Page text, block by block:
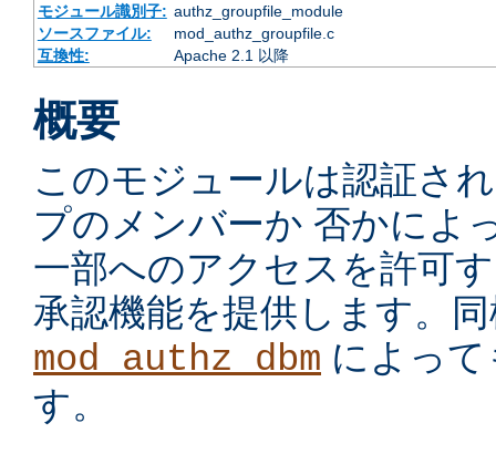
モジュール識別子: authz_groupfile_module
ソースファイル:
mod_authz_groupfile.c
互換性:
Apache 2.1 以降
概要
このモジュールは認証さ
プのメンバーか 否かによ
一部へのアクセスを許可
承認機能を提供します。
mod_authz_dbm によっ
す。